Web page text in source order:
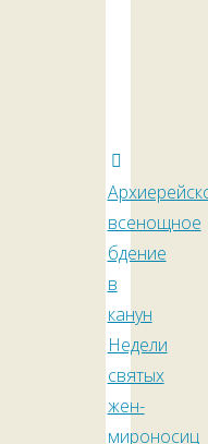
всенощное
бдение
в
канун
Недели
святых
жен-
мироносиц